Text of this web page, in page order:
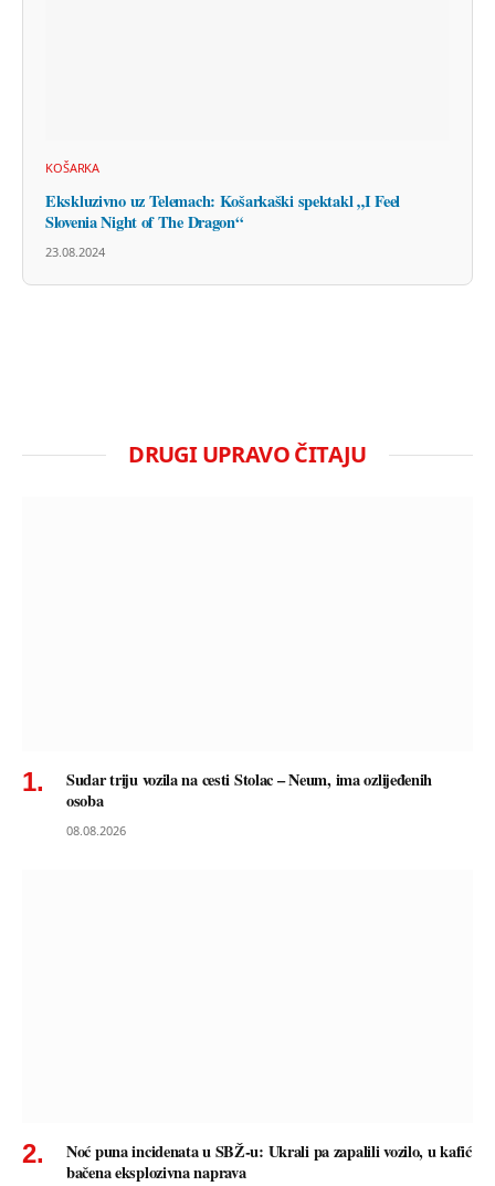
KOŠARKA
Ekskluzivno uz Telemach: Košarkaški spektakl „I Feel
Slovenia Night of The Dragon“
23.08.2024
DRUGI UPRAVO ČITAJU
Sudar triju vozila na cesti Stolac – Neum, ima ozlijeđenih
osoba
08.08.2026
Noć puna incidenata u SBŽ-u: Ukrali pa zapalili vozilo, u kafić
bačena eksplozivna naprava